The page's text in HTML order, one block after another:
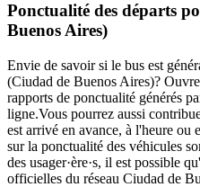
Ponctualité des départs
Buenos Aires)
Envie de savoir si le bus est
(Ciudad de Buenos Aires)?
rapports de ponctualité générés
ligne.Vous pourrez aussi
est arrivé en avance, à l'heure ou
sur la ponctualité des véhicules
des usager·ère·s, il est possible
officielles du réseau Ciudad de